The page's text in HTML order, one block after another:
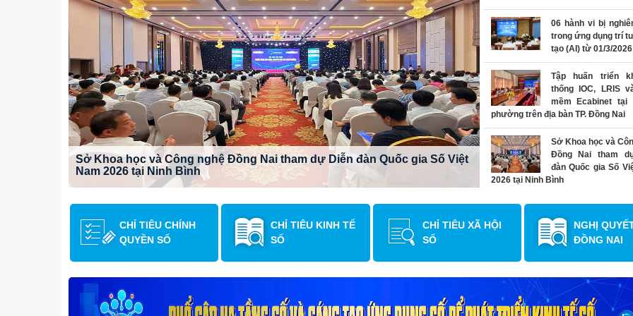
Sở Khoa học và Công nghệ Đồng Nai tham dự Diễn đàn Quốc gia Số Việt
Nam 2026 tại Ninh Bình
Bàn giao hệ thống theo
thông minh thành phố
06 hành vi bị
trong ứng dụng trí
tạo (AI) từ 01/3/2026
Tập huấn triển
thống IOC, LRIS
mềm Ecabinet tại
phường trên địa bàn TP. Đồng Nai
Sở Khoa học và
Đồng Nai tham
đàn Quốc gia Số
2026 tại Ninh Bình
các dự án trên
Giám sát, điều hành
minh thành phố Đồng Nai
làm việc với FPT IS
pháp đánh giá,
công chức KPI
CHỈ TIÊU CHÍNH
QUYỀN SỐ
CHỈ TIÊU KINH TẾ
SỐ
CHỈ TIÊU XÃ HỘI
SỐ
NGHỊ
ĐỒNG NAI